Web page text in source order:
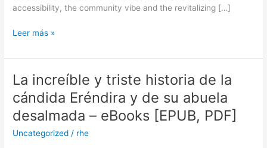
accessibility, the community vibe and the revitalizing […]
Leer más »
La increíble y triste historia de la
cándida Eréndira y de su abuela
desalmada – eBooks [EPUB, PDF]
Uncategorized / rhe
La
increíble
y
triste
historia